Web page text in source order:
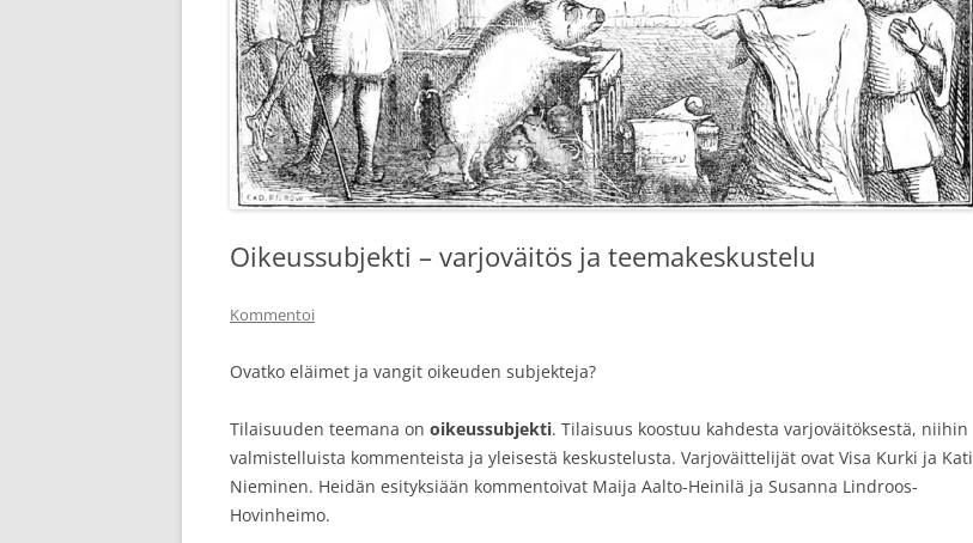
Oikeussubjekti – varjoväitös ja teemakeskustelu
Kommentoi
Ovatko eläimet ja vangit oikeuden subjekteja?
Tilaisuuden teemana on oikeussubjekti. Tilaisuus koostuu kahdesta varjoväitöksestä, niihin
valmistelluista kommenteista ja yleisestä keskustelusta. Varjoväittelijät ovat Visa Kurki ja Kati
Nieminen. Heidän esityksiään kommentoivat Maija Aalto-Heinilä ja Susanna Lindroos-
Hovinheimo.